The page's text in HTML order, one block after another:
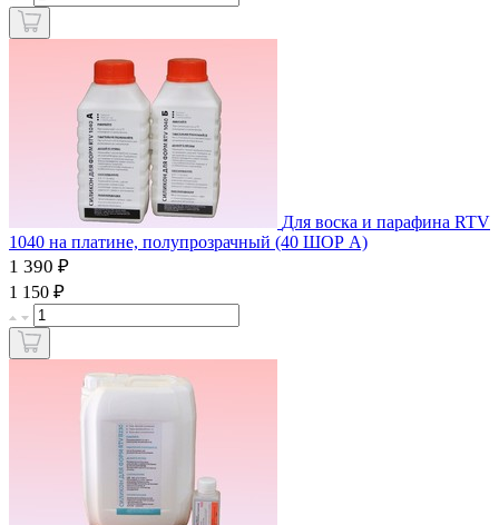
Для воска и парафина RTV
1040 на платине, полупрозрачный (40 ШОР А)
1 390 ₽
1 150 ₽